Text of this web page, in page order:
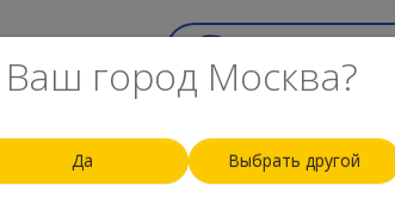
По рейтингу По цене По году По пробегу
Ваш город Москва?
Да Выбрать другой